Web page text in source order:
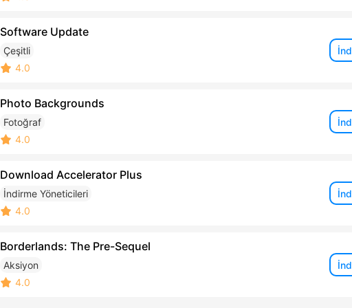
Software Update
Çeşitli
4.0
Photo Backgrounds
Fotoğraf
4.0
Download Accelerator Plus
İndirme Yöneticileri
4.0
Borderlands: The Pre-Sequel
Aksiyon
4.0